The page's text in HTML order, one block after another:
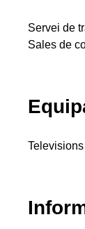
Servei de
Sales de
Televisions